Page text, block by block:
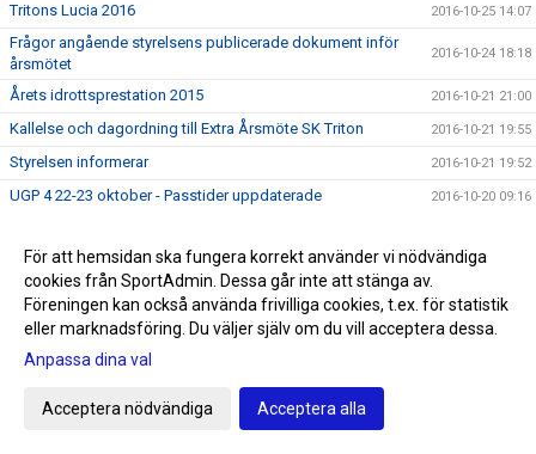
Tritons Lucia 2016 2016-10-25 14:07
Frågor angående styrelsens publicerade dokument inför
årsmötet
2016-10-24 18:18
Årets idrottsprestation 2015 2016-10-21 21:00
Kallelse och dagordning till Extra Årsmöte SK Triton 2016-10-21 19:55
Styrelsen informerar 2016-10-21 19:52
UGP 4 22-23 oktober - Passtider uppdaterade 2016-10-20 09:16
Distriktsmästerskap för Skåne och Blekinge 2016-10-18 09:32
UGP 22-23 oktober 2016-10-10 12:38
Danone Open Ystad Grand Prix 2 2016-10-10 00:52
Tränarnas uttalande inför extra årsmöte
KALLELSE SK TRITON EXTRA ÅRSMÖTE
Meddelande från Tävlingkommitén
För att hemsidan ska fungera korrekt använder vi nödvändiga
cookies från SportAdmin. Dessa går inte att stänga av.
Föreningen kan också använda frivilliga cookies, t.ex. för statistik
eller marknadsföring. Du väljer själv om du vill acceptera dessa.
Anpassa dina val
Acceptera nödvändiga Acceptera alla